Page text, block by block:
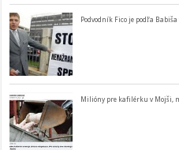
Podvodník Fico je podľa
Milióny pre kafilérku v Mojši,